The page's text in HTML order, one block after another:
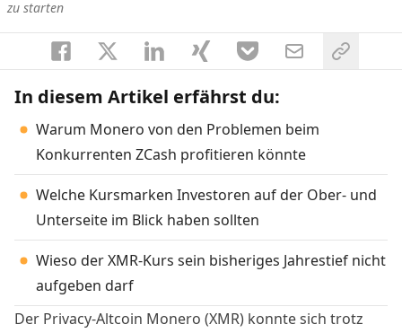
zu starten
In diesem Artikel erfährst du:
Warum Monero von den Problemen beim
Konkurrenten ZCash profitieren könnte
Welche Kursmarken Investoren auf der Ober- und
Unterseite im Blick haben sollten
Wieso der XMR-Kurs sein bisheriges Jahrestief nicht
aufgeben darf
Der Privacy-Altcoin Monero (XMR) konnte sich trotz